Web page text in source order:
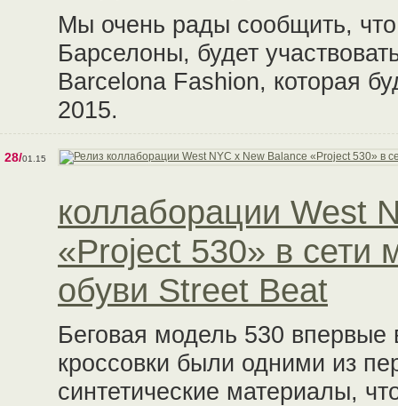
Мы очень рады сообщить,
Барселоны, будет
Barcelona Fashion, которая
2015.
28/01.15
коллаборации West
«Project 530» в сети
обуви Street Beat
Беговая модель 530
кроссовки были одними из
синтетические материалы,